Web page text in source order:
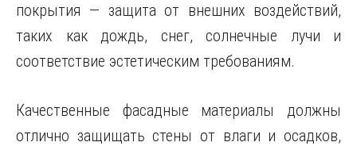
покрытия — защита от внешних воздействий,
таких как дождь, снег, солнечные лучи и
соответствие эстетическим требованиям.
Качественные фасадные материалы должны
отлично защищать стены от влаги и осадков,